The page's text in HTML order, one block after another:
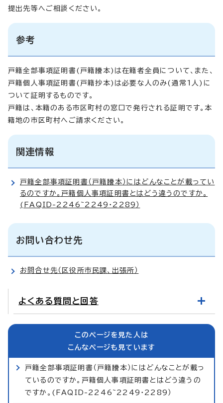
提出先等へご相談ください。
参考
戸籍全部事項証明書(戸籍謄本)は在籍者全員について、また、
戸籍個人事項証明書(戸籍抄本)は必要な人のみ(通常1人)に
ついて証明するものです。
戸籍は、本籍のある市区町村の窓口で発行される証明です。本
籍地の市区町村へご請求ください。
関連情報
戸籍全部事項証明書（戸籍謄本）にはどんなことが載ってい
るのですか。戸籍個人事項証明書とはどう違うのですか。
(FAQID-2246~2249・2289）
お問い合わせ先
お問合せ先（区役所市民課、出張所）
よくある質問と回答
このページを見た人は
こんなページも見ています
戸籍全部事項証明書（戸籍謄本）にはどんなことが載っ
ているのですか。戸籍個人事項証明書とはどう違うの
ですか。(FAQID-2246~2249・2289）